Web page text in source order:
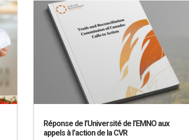
Réponse de l’Université de l’EMNO aux
appels à l’action de la CVR